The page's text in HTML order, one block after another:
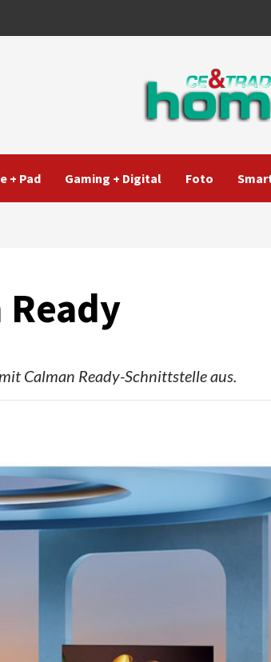
+ Pad Gaming + Digital Foto
Ready
Calman Ready-Schnittstelle aus.